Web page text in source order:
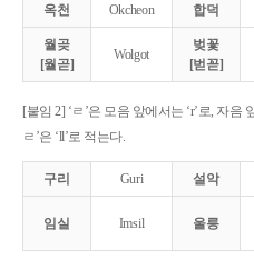
옥천 Okcheon 합덕
월곶
[월곧]
Wolgot
벚꽃
[벋꼳]
[붙임 2] ‘ㄹ’은 모음 앞에서는 ‘r’로, 자음
ㄹ’은 ‘ll’로 적는다.
구리 Guri 설악
임실 Imsil 울릉